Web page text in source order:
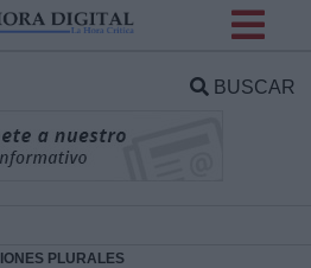
BUSCAR
PLURALES